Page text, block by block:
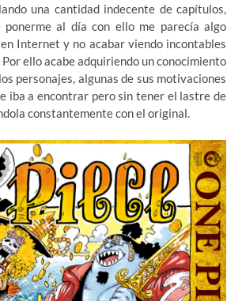
una cantidad indecente de capítulos,
al día con ello me parecía algo
Internet y no acabar viendo incontables
ello acabe adquiriendo un conocimiento
personajes, algunas de sus motivaciones
iba a encontrar pero sin tener el lastre de
constantemente con el original.